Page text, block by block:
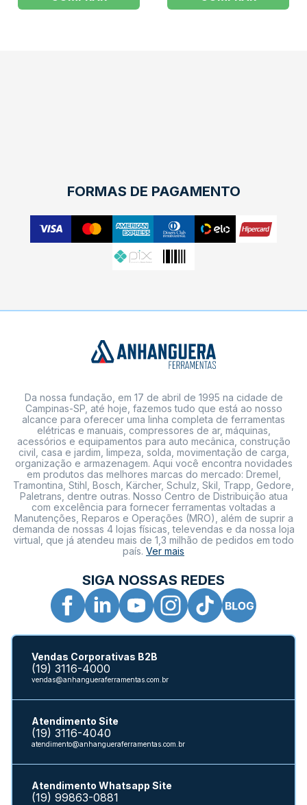
FORMAS DE PAGAMENTO
Da nossa fundação, em 17 de abril de 1995 na cidade de
Campinas-SP, até hoje, fazemos tudo que está ao nosso
alcance para oferecer uma linha completa de ferramentas
elétricas e manuais, compressores de ar, máquinas,
acessórios e equipamentos para auto mecânica, construção
civil, casa e jardim, limpeza, solda, movimentação de carga,
organização e armazenagem. Aqui você encontra novidades
em produtos das melhores marcas do mercado: Dremel,
Tramontina, Stihl, Bosch, Kärcher, Schulz, Skil, Trapp, Gedore,
Paletrans, dentre outras. Nosso Centro de Distribuição atua
com excelência para fornecer ferramentas voltadas a
Manutenções, Reparos e Operações (MRO), além de suprir a
demanda de nossas 4 lojas físicas, televendas e da nossa loja
virtual, que já atendeu mais de 1,3 milhão de pedidos em todo
país. Ver mais
SIGA NOSSAS REDES
Vendas Corporativas B2B
(19) 3116-4000
vendas@anhangueraferramentas.com.br
Atendimento Site
(19) 3116-4040
atendimento@anhangueraferramentas.com.br
Atendimento Whatsapp Site
(19) 99863-0881